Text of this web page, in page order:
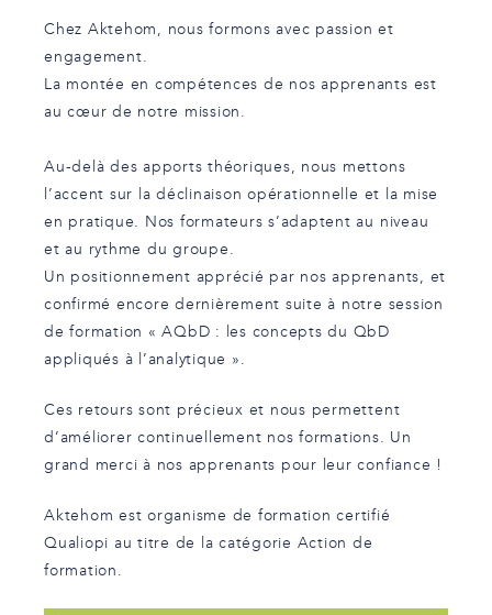
Chez Aktehom, nous formons avec passion et
engagement.
La montée en compétences de nos apprenants est
au cœur de notre mission.
Au-delà des apports théoriques, nous mettons
l’accent sur la déclinaison opérationnelle et la mise
en pratique. Nos formateurs s’adaptent au niveau
et au rythme du groupe.
Un positionnement apprécié par nos apprenants, et
confirmé encore dernièrement suite à notre session
de formation « AQbD : les concepts du QbD
appliqués à l’analytique ».
Ces retours sont précieux et nous permettent
d’améliorer continuellement nos formations. Un
grand merci à nos apprenants pour leur confiance !
Aktehom est organisme de formation certifié
Qualiopi au titre de la catégorie Action de
formation.